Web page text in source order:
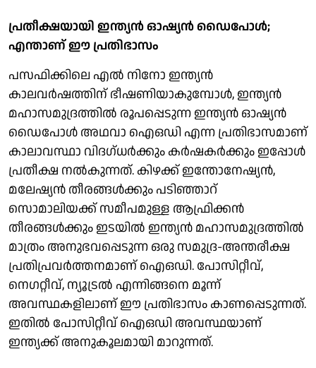
പ്രതീക്ഷയായി ഇന്ത്യന്‍ ഓഷ്യന്‍ ഡൈപോള്‍;
എന്താണ് ഈ പ്രതിഭാസം
പസഫിക്കിലെ എല്‍ നിനോ ഇന്ത്യന്‍
കാലവര്‍ഷത്തിന് ഭീഷണിയാകുമ്പോള്‍, ഇന്ത്യന്‍
മഹാസമുദ്രത്തില്‍ രൂപപ്പെടുന്ന ഇന്ത്യന്‍ ഓഷ്യന്‍
ഡൈപോള്‍ അഥവാ ഐഒഡി എന്ന പ്രതിഭാസമാണ്
കാലാവസ്ഥാ വിദഗ്ധര്‍ക്കും കര്‍ഷകര്‍ക്കും ഇപ്പോള്‍
പ്രതീക്ഷ നല്‍കുന്നത്. കിഴക്ക് ഇന്തോനേഷ്യന്‍,
മലേഷ്യന്‍ തീരങ്ങള്‍ക്കും പടിഞ്ഞാറ്
സൊമാലിയക്ക് സമീപമുള്ള ആഫ്രിക്കന്‍
തീരങ്ങള്‍ക്കും ഇടയില്‍ ഇന്ത്യന്‍ മഹാസമുദ്രത്തില്‍
മാത്രം അനുഭവപ്പെടുന്ന ഒരു സമുദ്ര-അന്തരീക്ഷ
പ്രതിപ്രവര്‍ത്തനമാണ് ഐഒഡി. പോസിറ്റീവ്,
നെഗറ്റീവ്, ന്യൂട്രല്‍ എന്നിങ്ങനെ മൂന്ന്
അവസ്ഥകളിലാണ് ഈ പ്രതിഭാസം കാണപ്പെടുന്നത്.
ഇതില്‍ പോസിറ്റീവ് ഐഒഡി അവസ്ഥയാണ്
ഇന്ത്യക്ക് അനുകൂലമായി മാറുന്നത്.